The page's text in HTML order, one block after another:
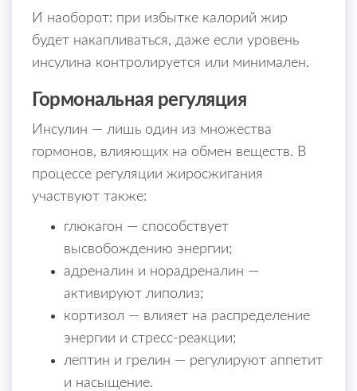
И наоборот: при избытке калорий жир
будет накапливаться, даже если уровень
инсулина контролируется или минимален.
Гормональная регуляция
Инсулин — лишь один из множества
гормонов, влияющих на обмен веществ. В
процессе регуляции жиросжигания
участвуют также:
глюкагон — способствует
высвобождению энергии;
адреналин и норадреналин —
активируют липолиз;
кортизол — влияет на распределение
энергии и стресс-реакции;
лептин и грелин — регулируют аппетит
и насыщение.